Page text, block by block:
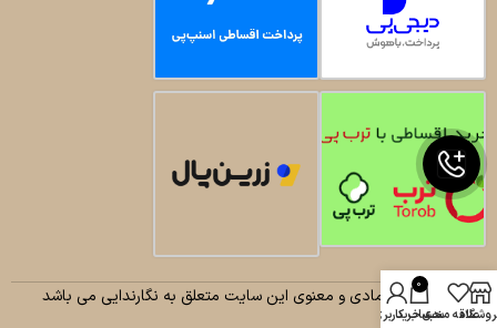
کلیه حقوق مادی و معنوی این سایت متعلق به نگارندایی می باشد
علاقه مندی
0
سبد خرید
حساب کاربری من